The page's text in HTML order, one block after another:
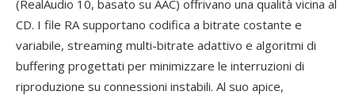
(RealAudio 10, basato su AAC) offrivano una qualità vicina al
CD. I file RA supportano codifica a bitrate costante e
variabile, streaming multi-bitrate adattivo e algoritmi di
buffering progettati per minimizzare le interruzioni di
riproduzione su connessioni instabili. Al suo apice,